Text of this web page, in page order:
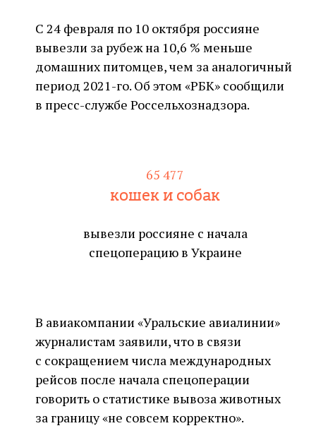
С 24 февраля по 10 октября россияне
вывезли за рубеж на 10,6 % меньше
домашних питомцев, чем за аналогичный
период 2021-го. Об этом «РБК» сообщили
в пресс-службе Россельхознадзора.
65 477
кошек и собак
вывезли россияне с начала
спецоперацию в Украине
В авиакомпании «Уральские авиалинии»
журналистам заявили, что в связи
с сокращением числа международных
рейсов после начала спецоперации
говорить о статистике вывоза животных
за границу «не совсем корректно».